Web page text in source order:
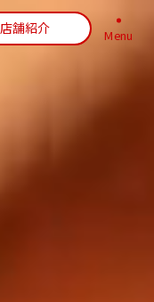
店舗紹介 Menu